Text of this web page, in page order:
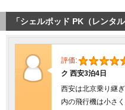
「シェルポッド PK（レンタル
評価:
ク 西安3泊4日
西安は北京乗り継
内の飛行機は小さ